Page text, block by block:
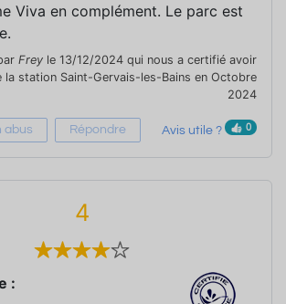
Viva en complément. Le parc est
Frey le 13/12/2024 qui nous a certifié avoir
la station Saint-Gervais-les-Bains en Octobre
2024
abus Répondre Avis utile ? 0
4
: